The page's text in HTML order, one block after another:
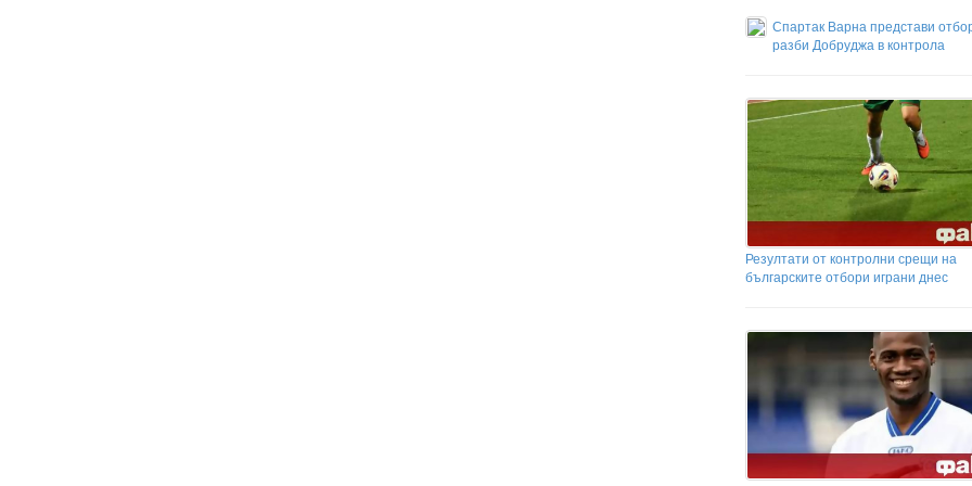
Спартак Варна представи
разби Добруджа в контрола
Резултати от контролни срещи на
българските отбори играни днес